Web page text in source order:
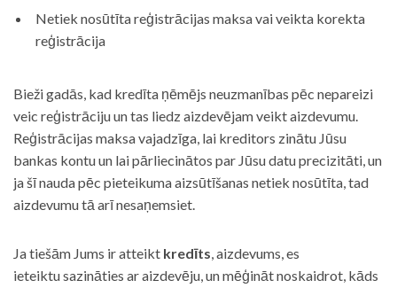
Netiek nosūtīta reģistrācijas maksa vai veikta korekta
reģistrācija
Bieži gadās, kad kredīta ņēmējs neuzmanības pēc nepareizi
veic reģistrāciju un tas liedz aizdevējam veikt aizdevumu.
Reģistrācijas maksa vajadzīga, lai kreditors zinātu Jūsu
bankas kontu un lai pārliecinātos par Jūsu datu precizitāti, un
ja šī nauda pēc pieteikuma aizsūtīšanas netiek nosūtīta, tad
aizdevumu tā arī nesaņemsiet.
Ja tiešām Jums ir atteikt kredīts, aizdevums, es
ieteiktu sazināties ar aizdevēju, un mēģināt noskaidrot, kāds